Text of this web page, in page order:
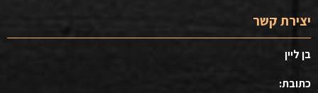
יצירת קשר
בן ליין
כתובת: